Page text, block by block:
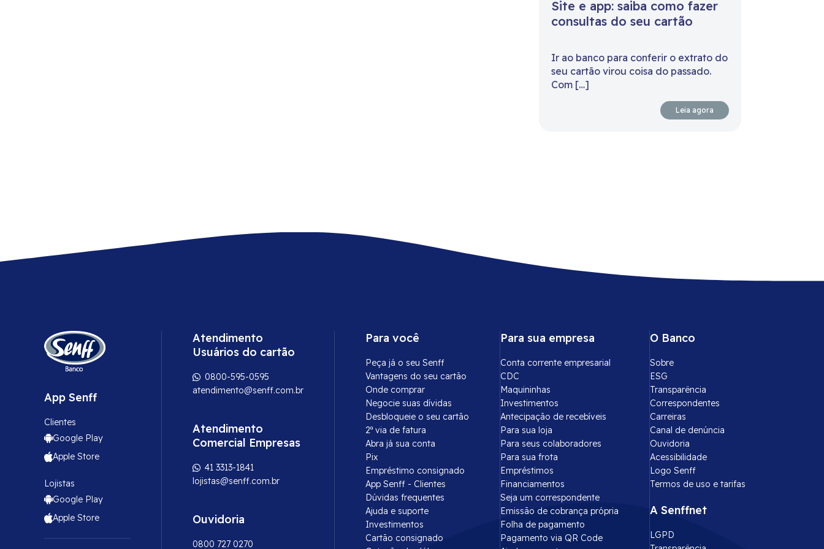
Site e app: saiba como fazer
consultas do seu cartão
Ir ao banco para conferir o extrato do
seu cartão virou coisa do passado.
Com […]
Leia agora
App Senff
Clientes
Google Play
Apple Store
Lojistas
Google Play
Apple Store
Atendimento
Usuários do cartão
0800-595-0595
atendimento@senff.com.br
Atendimento
Comercial Empresas
41 3313-1841
lojistas@senff.com.br
Ouvidoria
0800 727 0270
Para você
Peça já o seu Senff
Vantagens do seu cartão
Onde comprar
Negocie suas dívidas
Desbloqueie o seu cartão
2ª via de fatura
Abra já sua conta
Pix
Empréstimo consignado
App Senff - Clientes
Dúvidas frequentes
Ajuda e suporte
Investimentos
Cartão consignado
Para sua empresa
Conta corrente empresarial
CDC
Maquininhas
Investimentos
Antecipação de recebíveis
Para sua loja
Para seus colaboradores
Para sua frota
Empréstimos
Financiamentos
Seja um correspondente
Emissão de cobrança própria
Folha de pagamento
Pagamento via QR Code
O Banco
Sobre
ESG
Transparência
Correspondentes
Carreiras
Canal de denúncia
Ouvidoria
Acessibilidade
Logo Senff
Termos de uso e tarifas
A Senffnet
LGPD